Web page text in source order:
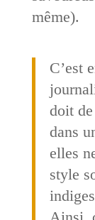
même).
C’est
doit
dans
elles
style